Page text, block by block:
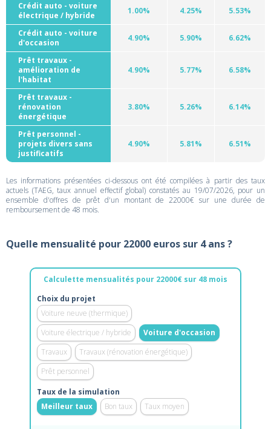
Crédit auto - voiture
électrique / hybride
1.00% 4.25% 5.53%
Crédit auto - voiture
d'occasion
4.90% 5.90% 6.62%
Prêt travaux -
amélioration de
l'habitat
4.90% 5.77% 6.58%
Prêt travaux -
rénovation
énergétique
3.80% 5.26% 6.14%
Prêt personnel -
projets divers sans
justificatifs
4.90% 5.81% 6.51%
Les informations présentées ci-dessous ont été compilées à partir des taux
actuels (TAEG, taux annuel effectif global) constatés au 19/07/2026, pour un
ensemble d'offres de prêt d'un montant de 22000€ sur une durée de
remboursement de 48 mois.
Quelle mensualité pour 22000 euros sur 4 ans ?
Calculette mensualités pour 22000€ sur 48 mois
Choix du projet
Voiture neuve (thermique)
Voiture électrique / hybride
Voiture d'occasion
Travaux
Travaux (rénovation énergétique)
Prêt personnel
Taux de la simulation
Meilleur taux
Bon taux Taux moyen